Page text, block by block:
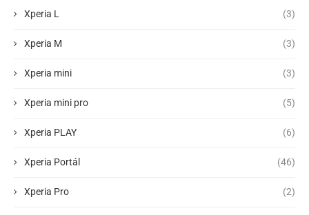
Xperia L (3)
Xperia M (3)
Xperia mini (3)
Xperia mini pro (5)
Xperia PLAY (6)
Xperia Portál (46)
Xperia Pro (2)